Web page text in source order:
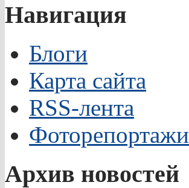
Навигация
Блоги
Карта сайта
RSS-лента
Фоторепортажи
Архив новостей